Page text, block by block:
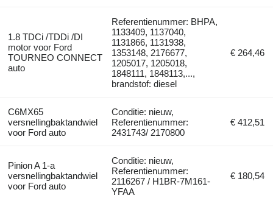
1.8 TDCi /TDDi /DI
motor voor Ford
TOURNEO CONNECT
auto
Referentienummer: BHPA,
1133409, 1137040,
1131866, 1131938,
1353148, 2176677,
1205017, 1205018,
1848111, 1848113,...,
brandstof: diesel
€ 264,46
C6MX65
versnellingbaktandwiel
voor Ford auto
Conditie: nieuw,
Referentienummer:
2431743/ 2170800
€ 412,51
Pinion A 1-a
versnellingbaktandwiel
voor Ford auto
Conditie: nieuw,
Referentienummer:
2116267 / H1BR-7M161-
YFAA
€ 180,54